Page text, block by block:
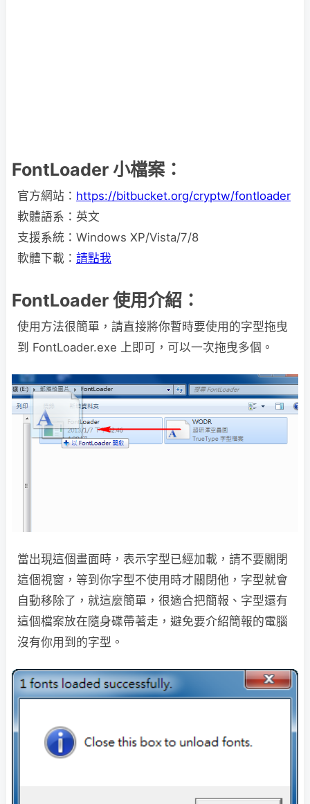
FontLoader 小檔案：
官方網站： https://bitbucket.org/cryptw/fontloader
軟體語系：英文
支援系統：Windows XP/Vista/7/8
軟體下載： 請點我
FontLoader 使用介紹：
使用方法很簡單，請直接將你暫時要使用的字型拖曳
到 FontLoader.exe 上即可，可以一次拖曳多個。
當出現這個畫面時，表示字型已經加載，請不要關閉
這個視窗，等到你字型不使用時才關閉他，字型就會
自動移除了，就這麼簡單，很適合把簡報、字型還有
這個檔案放在隨身碟帶著走，避免要介紹簡報的電腦
沒有你用到的字型。